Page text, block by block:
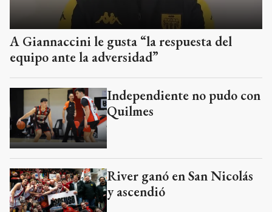
A Giannaccini le gusta “la respuesta del
equipo ante la adversidad”
Independiente no pudo con
Quilmes
River ganó en San Nicolás
y ascendió